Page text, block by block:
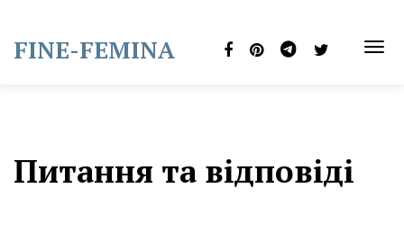
content
FINE-FEMINA
Питання та відповіді